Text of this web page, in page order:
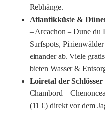
Rebhänge.
Atlantikküste &
– Arcachon – Dune du
Surfspots,
einander ab. Viele gratis
bieten Wasser &
Loiretal der Schlösser
Chambord –
(11 €) direkt vor dem